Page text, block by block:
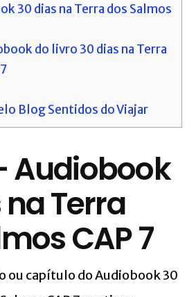
30 dias na Terra dos Salmos
do livro 30 dias na Terra
Blog Sentidos do Viajar
Audiobook
Terra
CAP 7
ou capítulo do Audiobook 30